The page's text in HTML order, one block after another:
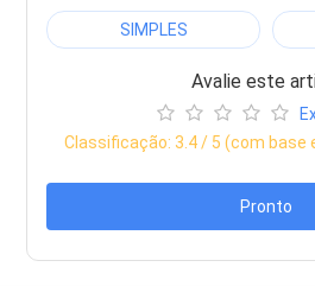
SIMPLES
Avalie este
Classificação: 3.4/ 5 (com base
Pronto